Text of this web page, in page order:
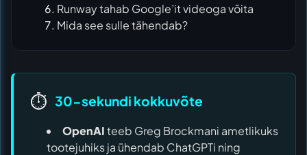
Runway tahab Google’it videoga võita
Mida see sulle tähendab?
⏱️ 30-sekundi kokkuvõte
OpenAIteeb Greg Brockmani ametlikuks
tootejuhiks ja ühendab ChatGPTi ning